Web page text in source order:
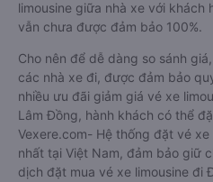
limousine giữa nhà xe với
vẫn chưa được đảm bảo 100%.
Cho nên để dễ dàng so sánh
các nhà xe đi, được đảm bảo
nhiều ưu đãi giảm giá vé xe
Lâm Đồng, hành khách có thể
Vexere.com- Hệ thống đặt vé
nhất tại Việt Nam, đảm bảo giữ
dịch đặt mua vé xe limousine đi